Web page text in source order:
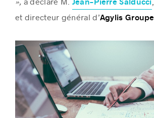
Jean-Pierre Salducci
et directeur général d’Agylis Groupe